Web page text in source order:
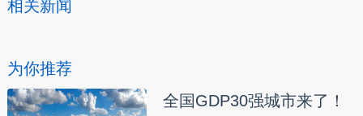
相关新闻
为你推荐
全国GDP30强城市来了！